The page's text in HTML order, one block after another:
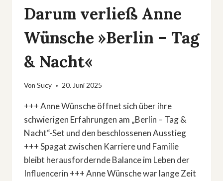
Darum verließ Anne
Wünsche »Berlin – Tag
& Nacht«
Von Sucy 20. Juni 2025
+++ Anne Wünsche öffnet sich über ihre
schwierigen Erfahrungen am „Berlin – Tag &
Nacht“-Set und den beschlossenen Ausstieg
+++ Spagat zwischen Karriere und Familie
bleibt herausfordernde Balance im Leben der
Influencerin +++ Anne Wünsche war lange Zeit